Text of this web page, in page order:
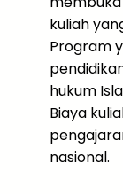
kuliah
Program
hukum
Biaya
nasional.